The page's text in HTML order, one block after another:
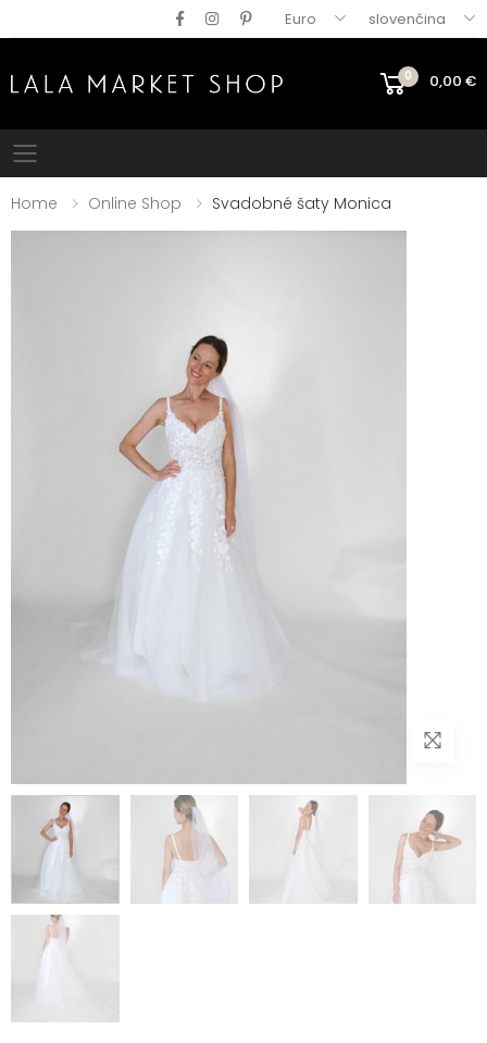
Euro slovenčina
0 0,00 €
Mobile menu
Home Online Shop Svadobné šaty Monica